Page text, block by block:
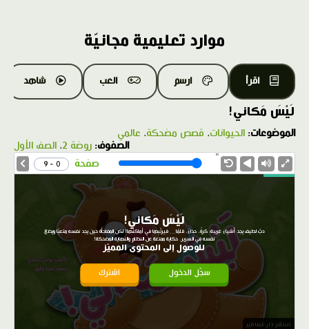
موارد تعليمية مجانيّة
اقرأ ارسم العب شاهد
لَيْسَ مَكاني!
الموضوعات: الحيوانات، قصص مضحكة، عالمي
الصفوف: روضة 2 ، الصف الأول
صفحة 0 - 9
لَيْسَ مَكاني!
دبٌّ لطيف يجد أشياءَ غريبة: كرةً، حذاءً، قلمًا… فيرتّبها في أماكنها! لكن المفاجأة حين يجد نفسه متعبًا ويضع
نفسه في السرير. حكاية ممتعة عن النظام والنهاية المضحكة!
للوصول إلى المحتوى المميّز
سجّل الدخول اشترك
الناشر: دار عصافير